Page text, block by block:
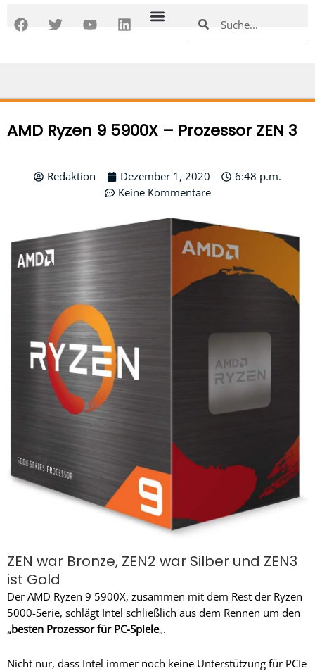
Inhalt
F
a
o
T
w
r
Y
o
e
L
i
i
AMD Ryzen 9 5900X – Prozessor ZEN 3
Redaktion Dezember 1, 2020
6:48 p.m.
Keine Kommentare
ZEN war Bronze, ZEN2 war Silber und ZEN3
ist Gold
Der AMD Ryzen 9 5900X, zusammen mit dem Rest der Ryzen
5000-Serie, schlägt Intel schließlich aus dem Rennen um den
„besten Prozessor für PC-Spiele„.
Nicht nur, dass Intel immer noch keine Unterstützung für PCIe